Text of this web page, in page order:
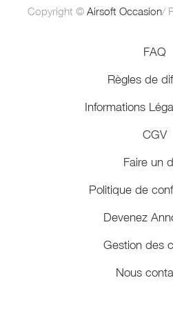
Copyright © Airsoft Occasion/
FAQ
Règles de
Informations
CGV
Faire un
Politique de
Devenez
Gestion des
Nous